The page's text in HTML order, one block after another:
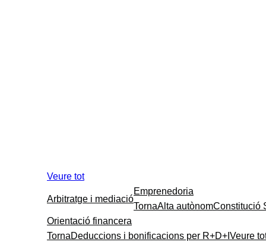
Veure tot
Arbitratge i mediació
Emprenedoria
TornaAlta autònomConstitució
Orientació financera
TornaDeduccions i bonificacions per R+D+I Veure